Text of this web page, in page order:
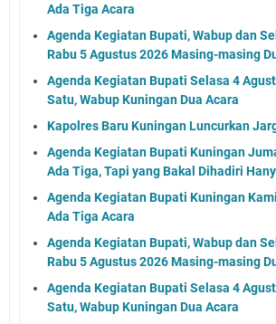
Ada Tiga Acara
Agenda Kegiatan Bupati, Wabup dan
Rabu 5 Agustus 2026 Masing-masing
Agenda Kegiatan Bupati Selasa 4
Satu, Wabup Kuningan Dua Acara
Kapolres Baru Kuningan Luncurkan
Agenda Kegiatan Bupati Kuningan
Ada Tiga, Tapi yang Bakal Dihadiri
Agenda Kegiatan Bupati Kuningan
Ada Tiga Acara
Agenda Kegiatan Bupati, Wabup dan
Rabu 5 Agustus 2026 Masing-masing
Agenda Kegiatan Bupati Selasa 4
Satu, Wabup Kuningan Dua Acara